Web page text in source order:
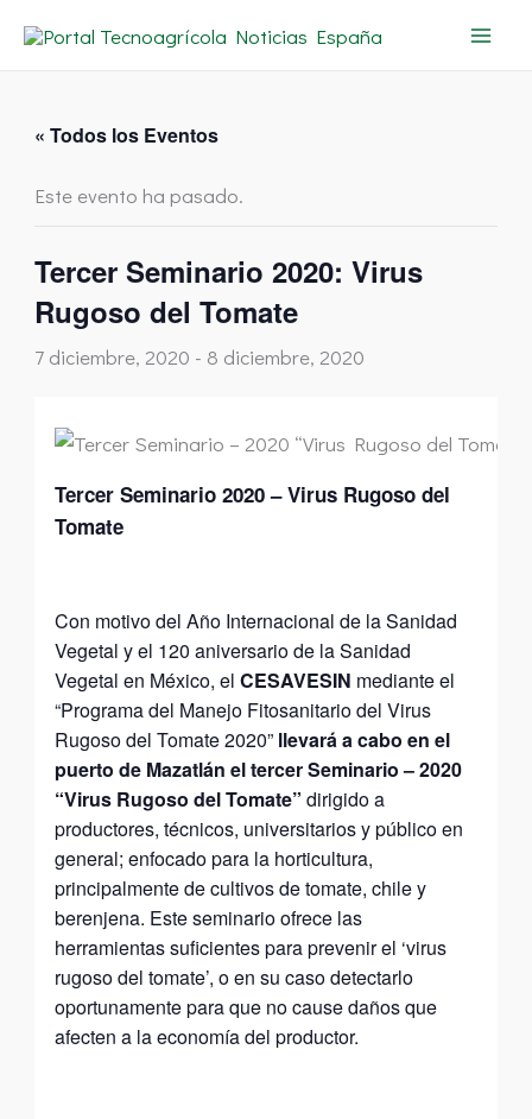
« Todos los Eventos
Este evento ha pasado.
Tercer Seminario 2020: Virus
Rugoso del Tomate
7 diciembre, 2020 - 8 diciembre, 2020
Tercer Seminario 2020 – Virus Rugoso del
Tomate
Con motivo del Año Internacional de la Sanidad
Vegetal y el 120 aniversario de la Sanidad
Vegetal en México, elCESAVESIN mediante el
“Programa del Manejo Fitosanitario del Virus
Rugoso del Tomate 2020” llevará a cabo en el
puerto de Mazatlán el tercer Seminario – 2020
“Virus Rugoso del Tomate” dirigido a
productores, técnicos, universitarios y público en
general; enfocado para la horticultura,
principalmente de cultivos de tomate, chile y
berenjena. Este seminario ofrece las
herramientas suficientes para prevenir el ‘virus
rugoso del tomate’, o en su caso detectarlo
oportunamente para que no cause daños que
afecten a la economía del productor.